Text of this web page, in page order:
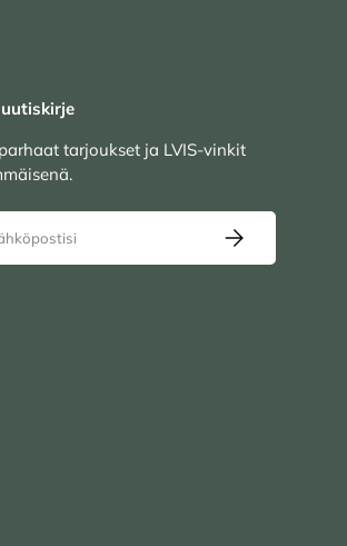
tarjoukset ja LVIS-vinkit
TILAA